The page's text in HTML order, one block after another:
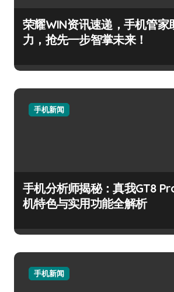
荣耀WIN资讯速递，手机管家
力，抢先一步智掌未来！
手机新闻
手机分析师揭秘：真我GT8
机特色与实用功能全解析
手机新闻